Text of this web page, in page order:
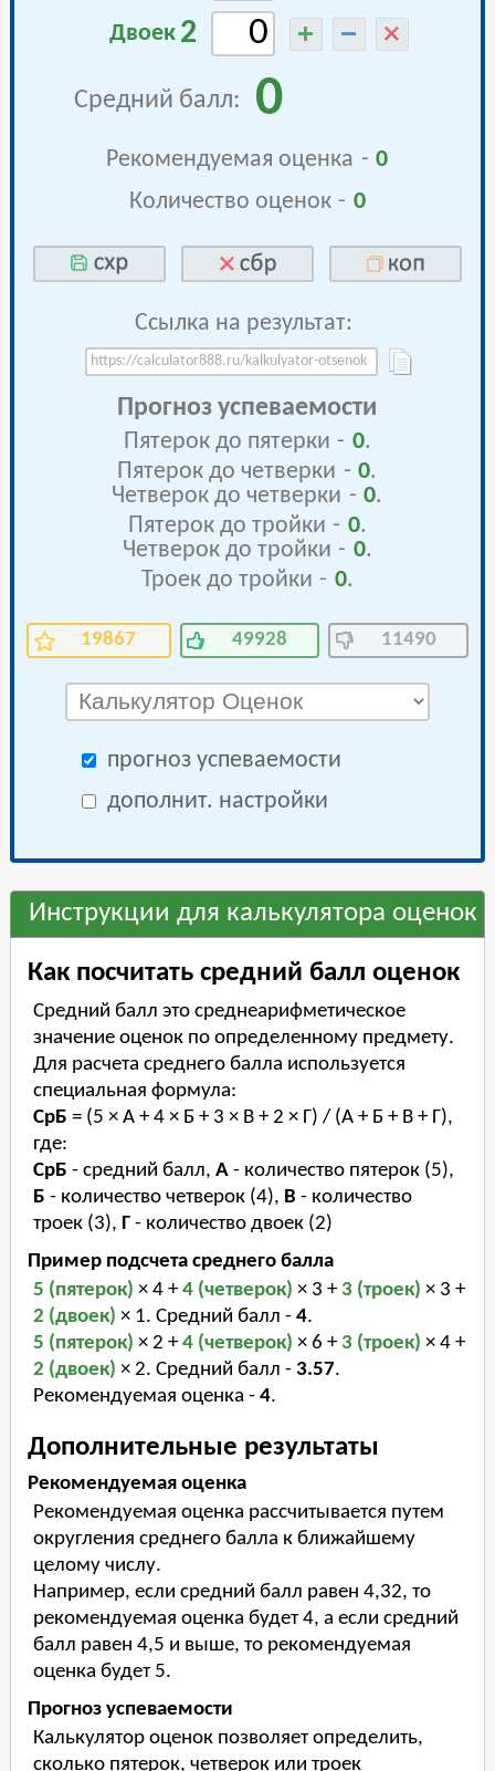
Двоек 2
Средний балл: 0
Рекомендуемая оценка - 0
Количество оценок - 0
Ссылка на результат:
Прогноз успеваемости
Пятерок до пятерки - 0.
Пятерок до четверки - 0.
Четверок до четверки - 0.
Пятерок до тройки - 0.
Четверок до тройки - 0.
Троек до тройки - 0.
19867 49928 11490
прогноз успеваемости
дополнит. настройки
Инструкции для калькулятора оценок
Как посчитать средний балл оценок
Средний балл это среднеарифметическое
значение оценок по определенному предмету.
Для расчета среднего балла используется
специальная формула:
СрБ = (5 × А + 4 × Б + 3 × В + 2 × Г) / (А + Б + В + Г),
где:
СрБ - средний балл, А- количество пятерок (5),
Б - количество четверок (4), В - количество
троек (3), Г- количество двоек (2)
Пример подсчета среднего балла
5 (пятерок) × 4 + 4 (четверок) × 3 + 3 (троек) × 3 +
2 (двоек) × 1. Средний балл - 4.
5 (пятерок) × 2 + 4 (четверок) × 6 + 3 (троек) × 4 +
2 (двоек) × 2. Средний балл - 3.57.
Рекомендуемая оценка - 4.
Дополнительные результаты
Рекомендуемая оценка
Рекомендуемая оценка рассчитывается путем
округления среднего балла к ближайшему
целому числу.
Например, если средний балл равен 4,32, то
рекомендуемая оценка будет 4, а если средний
балл равен 4,5 и выше, то рекомендуемая
оценка будет 5.
Прогноз успеваемости
Калькулятор оценок позволяет определить,
сколько пятерок, четверок или троек